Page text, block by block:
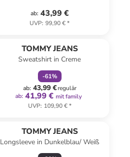
ab: 43,99 €
UVP: 99,90 €*
TOMMY JEANS
Sweatshirt in Creme
-61%
ab: 43,99 €regulär
ab: 41,99 € mit family
UVP: 109,90 €*
TOMMY JEANS
Longsleeve in Dunkelblau/ Weiß